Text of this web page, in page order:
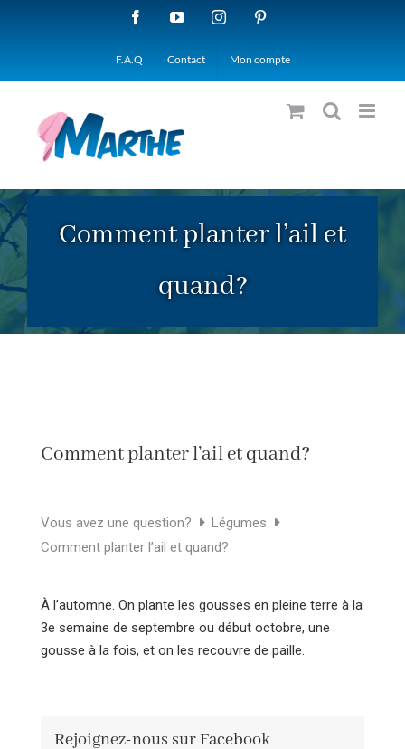
FacebookYouTubeInstagram
F.A.Q Contact Mon compte
Comment planter l’ail et
quand?
Comment planter l’ail et quand?
Vous avez une question?
Légumes
Comment planter l’ail et quand?
À l’automne. On plante les gousses en pleine terre à la
3e semaine de septembre ou début octobre, une
gousse à la fois, et on les recouvre de paille.
Rejoignez-nous sur Facebook